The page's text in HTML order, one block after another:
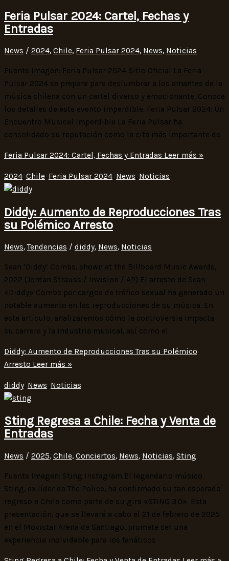
Feria Pulsar 2024: Cartel, Fechas y
Entradas
News / 2024, Chile, Feria Pulsar 2024, News, Noticias
Fuente Imagen: Feria Pulsar 2024 Sitio Oficial La Feria
Pulsar 2024 se prepara para deslumbrar a los amantes de la
música chilena con un cartel diverso y emocionante. Conoce
los detalles de este evento imperdible. Feria Pulsar 2024: Un
Encuentro Musical Imperdible La Feria Pulsar ha
consolidado su reputación como la cita más importante de
Feria Pulsar 2024: Cartel, Fechas y Entradas Leer más »
2024, Chile, Feria Pulsar 2024, News, Noticias
Diddy: Aumento de Reproducciones Tras
su Polémico Arresto
News,Tendencias / diddy, News, Noticias
Sean ‘Diddy’ Combs, shown at the Billboard Music Awards,
2022 (Jordan Strauss / Invision / AP) El arresto de Sean
«Diddy» Combs por cargos de tráfico sexual ha generado un
notable aumento en las reproducciones de su música. En
este artículo, analizaremos cómo la controversia impacta
su carrera y la industria musical, así como el
Diddy: Aumento de Reproducciones Tras su Polémico
Arresto Leer más »
diddy, News, Noticias
Sting Regresa a Chile: Fecha y Venta de
Entradas
News / 2025, Chile, Conciertos, News, Noticias, Sting
Fuente Imagen: Sting Instagram El legendario músico
Sting, ex líder de The Police, ha confirmado su tan esperado
regreso a Chile como parte de su gira «STING 3.0». Esta
presentación, que se llevará a cabo el 21 de febrero de 2025
en el Movistar Arena de Santiago, promete ser una
experiencia inolvidable para los fanáticos